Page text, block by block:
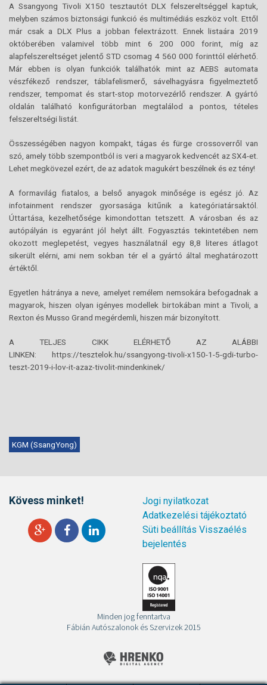
A Ssangyong Tivoli X150 tesztautót DLX felszereltséggel kaptuk,
melyben számos biztonsági funkció és multimédiás eszköz volt. Ettől
már csak a DLX Plus a jobban felextrázott. Ennek listaára 2019
októberében valamivel több mint 6 200 000 forint, míg az
alapfelszereltséget jelentő STD csomag 4 560 000 forinttól elérhető.
Már ebben is olyan funkciók találhatók mint az AEBS automata
vészfékező rendszer, táblafelismerő, sávelhagyásra figyelmeztető
rendszer, tempomat és start-stop motorvezérlő rendszer. A gyártó
oldalán található konfigurátorban megtalálod a pontos, tételes
felszereltségi listát.
Összességében nagyon kompakt, tágas és fürge crossoverről van
szó, amely több szempontból is veri a magyarok kedvencét az SX4-et.
Lehet megkövezel ezért, de az adatok magukért beszélnek és ez tény!
A formavilág fiatalos, a belső anyagok minősége is egész jó. Az
infotainment rendszer gyorsasága kitűnik a kategóriatársaktól.
Úttartása, kezelhetősége kimondottan tetszett. A városban és az
autópályán is egyaránt jól helyt állt. Fogyasztás tekintetében nem
okozott meglepetést, vegyes használatnál egy 8,8 literes átlagot
sikerült elérni, ami nem sokban tér el a gyártó által meghatározott
értéktől.
Egyetlen hátránya a neve, amelyet remélem nemsokára befogadnak a
magyarok, hiszen olyan igényes modellek birtokában mint a Tivoli, a
Rexton és Musso Grand megérdemli, hiszen már bizonyított.
A TELJES CIKK ELÉRHETŐ AZ ALÁBBI
LINKEN: https://tesztelok.hu/ssangyong-tivoli-x150-1-5-gdi-turbo-
teszt-2019-i-lov-it-azaz-tivolit-mindenkinek/
KGM (SsangYong)
Kövess minket!
Jogi nyilatkozat
Adatkezelési tájékoztató
Süti beállítás Visszaélés
bejelentés
Minden jog fenntartva
Fábián Autószalonok és Szervizek 2015